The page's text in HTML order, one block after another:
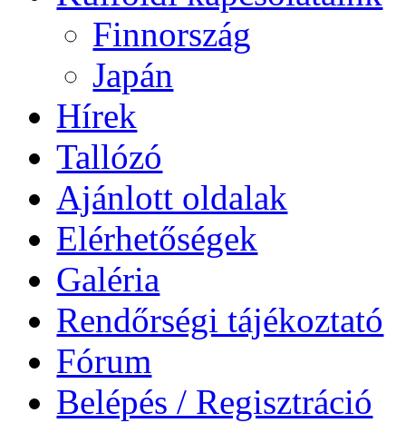
Finnország
Japán
Hírek
Tallózó
Ajánlott oldalak
Elérhetőségek
Galéria
Rendőrségi tájékoztató
Fórum
Belépés / Regisztráció